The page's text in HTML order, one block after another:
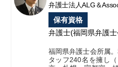
弁護士法人ALG＆
保有資格
弁護士(福岡県弁護
福岡県弁護士会所属
タッフ240名を擁し